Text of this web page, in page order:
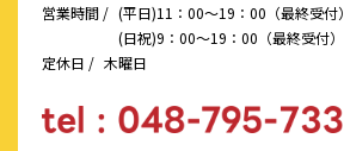
営業時間 / (平日)11：00～19：00（最終受付）
(日祝)9：00～19：00（最終受付）
定休日 / 木曜日